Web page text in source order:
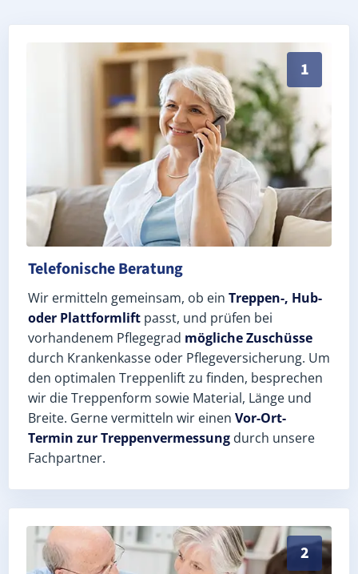
1
Persönliche Treppenlift-Beratung in Koldenbüttel
Telefonische Beratung
Wir ermitteln gemeinsam, ob ein Treppen-, Hub-
oder Plattformlift passt, und prüfen bei
vorhandenem Pflegegrad mögliche Zuschüsse
durch Krankenkasse oder Pflegeversicherung. Um
den optimalen Treppenlift zu finden, besprechen
wir die Treppenform sowie Material, Länge und
Breite. Gerne vermitteln wir einen Vor-Ort-
Termin zur Treppenvermessung durch unsere
Fachpartner.
2
Exaktes Aufmaß in Koldenbüttel (Landkreis